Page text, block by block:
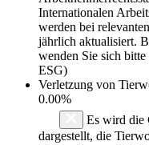
Internationalen
werden bei
jährlich aktualisiert.
wenden Sie sich
ESG)
Verletzung von
0.00%
Es wird die
dargestellt, die